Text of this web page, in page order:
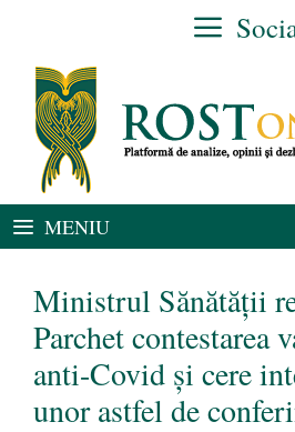
conținut
MENIU
Ministrul Sănătății
Parchet contestarea
anti-Covid și cere
unor astfel de